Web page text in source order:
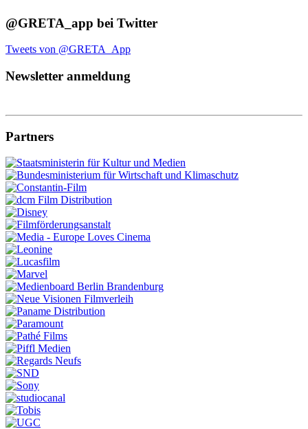
@GRETA_app bei Twitter
Tweets von @GRETA_App
Newsletter anmeldung
Partners